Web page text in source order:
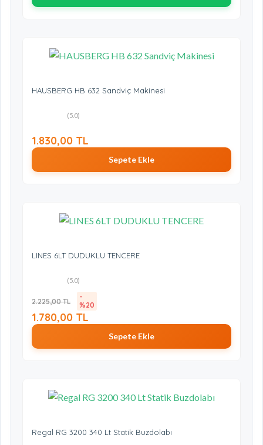
HAUSBERG HB 632 Sandviç Makinesi
(5.0)
1.830,00 TL
Sepete Ekle
LINES 6LT DUDUKLU TENCERE
(5.0)
2.225,00 TL
-
%20
1.780,00 TL
Sepete Ekle
Regal RG 3200 340 Lt Statik Buzdolabı